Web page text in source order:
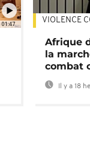
01:47 VIOLENCE
Afrique
la
combat
Il y a 18